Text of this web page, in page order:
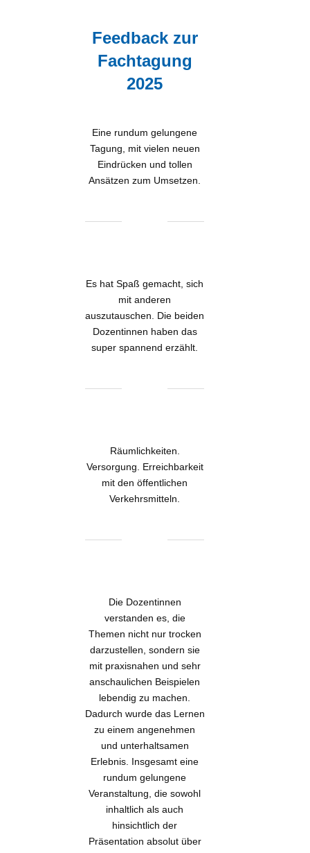
Feedback zur
Fachtagung
2025
Eine rundum gelungene
Tagung, mit vielen neuen
Eindrücken und tollen
Ansätzen zum Umsetzen.
Es hat Spaß gemacht, sich
mit anderen
auszutauschen. Die beiden
Dozentinnen haben das
super spannend erzählt.
Räumlichkeiten.
Versorgung. Erreichbarkeit
mit den öffentlichen
Verkehrsmitteln.
Die Dozentinnen
verstanden es, die
Themen nicht nur trocken
darzustellen, sondern sie
mit praxisnahen und sehr
anschaulichen Beispielen
lebendig zu machen.
Dadurch wurde das Lernen
zu einem angenehmen
und unterhaltsamen
Erlebnis. Insgesamt eine
rundum gelungene
Veranstaltung, die sowohl
inhaltlich als auch
hinsichtlich der
Präsentation absolut über